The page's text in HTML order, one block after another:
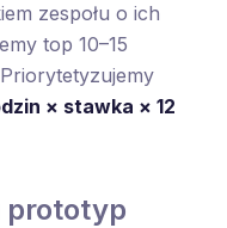
zespołu o ich
top 10–15
× stawka × 12
prototyp